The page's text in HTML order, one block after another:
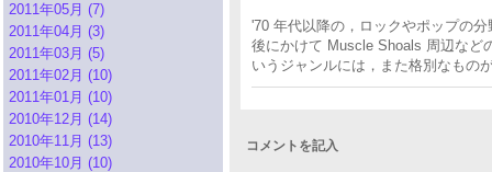
2011年05月 (7)
2011年04月 (3)
2011年03月 (5)
2011年02月 (10)
2011年01月 (10)
2010年12月 (14)
2010年11月 (13)
2010年10月 (10)
'70 年代以降の，ロックやポップの
後にかけて Muscle Shoals 周辺など
いうジャンルには，また格別なもの
コメントを記入